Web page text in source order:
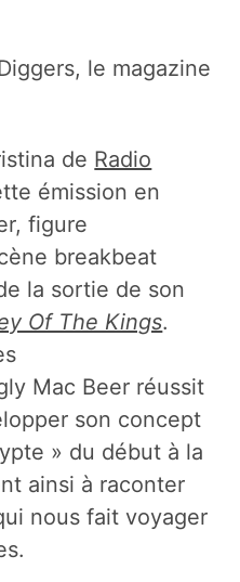
le magazine
de Radio
émission en
figure
breakbeat
la sortie de son
Of The Kings.
Mac Beer réussit
son concept
» du début à la
ainsi à raconter
nous fait voyager